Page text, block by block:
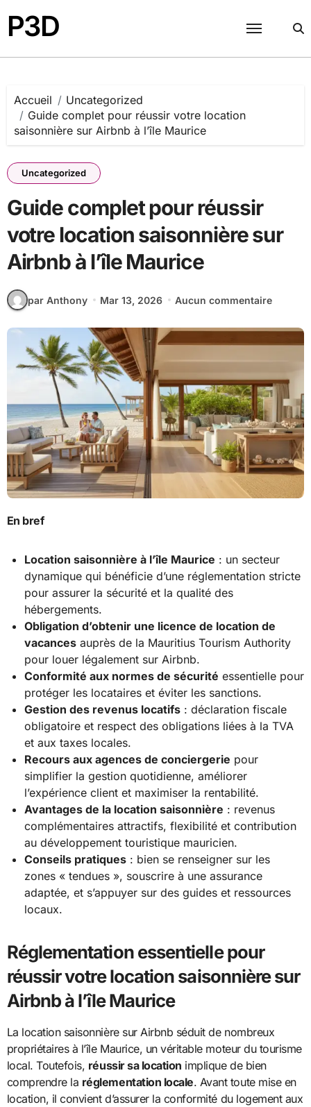
contenu
P3D
Accueil
Uncategorized
Guide complet pour réussir votre location
saisonnière sur Airbnb à l’île Maurice
Uncategorized
Guide complet pour réussir
votre location saisonnière sur
Airbnb à l’île Maurice
par Anthony Mar 13, 2026 Aucun commentaire
En bref
Location saisonnière à l’île Maurice : un secteur
dynamique qui bénéficie d’une réglementation stricte
pour assurer la sécurité et la qualité des
hébergements.
Obligation d’obtenir une licence de location de
vacances auprès de la Mauritius Tourism Authority
pour louer légalement sur Airbnb.
Conformité aux normes de sécurité essentielle pour
protéger les locataires et éviter les sanctions.
Gestion des revenus locatifs : déclaration fiscale
obligatoire et respect des obligations liées à la TVA
et aux taxes locales.
Recours aux agences de conciergerie pour
simplifier la gestion quotidienne, améliorer
l’expérience client et maximiser la rentabilité.
Avantages de la location saisonnière : revenus
complémentaires attractifs, flexibilité et contribution
au développement touristique mauricien.
Conseils pratiques : bien se renseigner sur les
zones « tendues », souscrire à une assurance
adaptée, et s’appuyer sur des guides et ressources
locaux.
Réglementation essentielle pour
réussir votre location saisonnière sur
Airbnb à l’île Maurice
La location saisonnière sur Airbnb séduit de nombreux
propriétaires à l’île Maurice, un véritable moteur du tourisme
local. Toutefois, réussir sa location implique de bien
comprendre la réglementation locale. Avant toute mise en
location, il convient d’assurer la conformité du logement aux